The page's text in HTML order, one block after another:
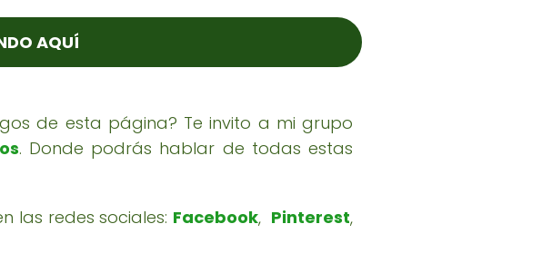
AQUÍ
de esta página? Te invito a mi grupo
. Donde podrás hablar de todas estas
las redes sociales: Facebook, Pinterest,